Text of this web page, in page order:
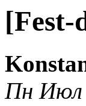
[Fest-
Пн Июл